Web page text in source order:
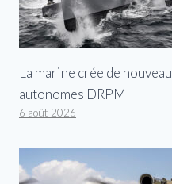
La marine crée de
autonomes DRPM
6 août 2026